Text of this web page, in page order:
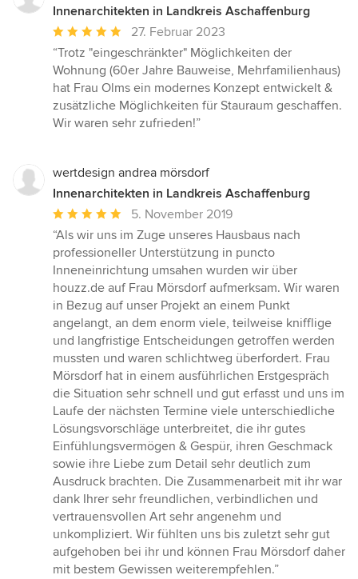
Innenarchitekten in Landkreis Aschaffenburg
Durchschnittliche
Bewertung:
5
von
5
Sternen
27. Februar 2023
“Trotz "eingeschränkter" Möglichkeiten der
Wohnung (60er Jahre Bauweise, Mehrfamilienhaus)
hat Frau Olms ein modernes Konzept entwickelt &
zusätzliche Möglichkeiten für Stauraum geschaffen.
Wir waren sehr zufrieden!”
wertdesign andrea mörsdorf
Innenarchitekten in Landkreis Aschaffenburg
Durchschnittliche
Bewertung:
5
von
5
Sternen
5. November 2019
“Als wir uns im Zuge unseres Hausbaus nach
professioneller Unterstützung in puncto
Inneneinrichtung umsahen wurden wir über
houzz.de auf Frau Mörsdorf aufmerksam. Wir waren
in Bezug auf unser Projekt an einem Punkt
angelangt, an dem enorm viele, teilweise knifflige
und langfristige Entscheidungen getroffen werden
mussten und waren schlichtweg überfordert. Frau
Mörsdorf hat in einem ausführlichen Erstgespräch
die Situation sehr schnell und gut erfasst und uns im
Laufe der nächsten Termine viele unterschiedliche
Lösungsvorschläge unterbreitet, die ihr gutes
Einfühlungsvermögen & Gespür, ihren Geschmack
sowie ihre Liebe zum Detail sehr deutlich zum
Ausdruck brachten. Die Zusammenarbeit mit ihr war
dank Ihrer sehr freundlichen, verbindlichen und
vertrauensvollen Art sehr angenehm und
unkompliziert. Wir fühlten uns bis zuletzt sehr gut
aufgehoben bei ihr und können Frau Mörsdorf daher
mit bestem Gewissen weiterempfehlen.”